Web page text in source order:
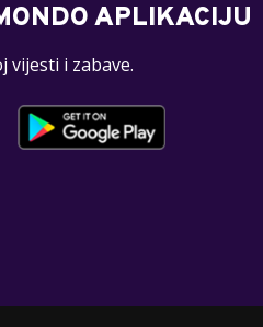
APLIKACIJU
vijesti i zabave.